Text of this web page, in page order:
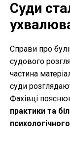
Суди
Справи про
судового
частина
суди
Фахівці
практики та